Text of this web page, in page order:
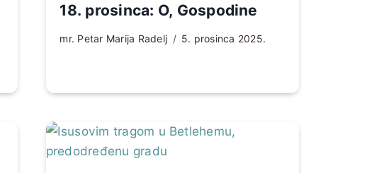
18. prosinca: O, Gospodine
mr. Petar Marija Radelj 5. prosinca 2025.